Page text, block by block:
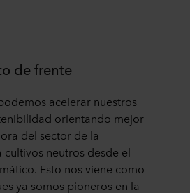
de frente
acelerar nuestros
orientando mejor
del sector de la
neutros desde el
Esto nos viene como
ya somos pioneros en la